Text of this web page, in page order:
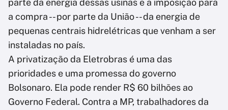
parte da energia dessas usinas e a imposição para
a compra -- por parte da União -- da energia de
pequenas centrais hidrelétricas que venham a ser
instaladas no país.
A privatização da Eletrobras é uma das
prioridades e uma promessa do governo
Bolsonaro. Ela pode render R$ 60 bilhões ao
Governo Federal. Contra a MP, trabalhadores da